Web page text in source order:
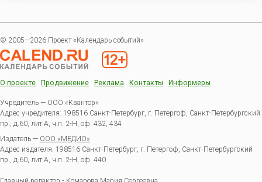
© 2005—2026 Проект «Календарь событий»
О проекте Продвижение Реклама Контакты Информеры
Учредитель — ООО «Квантор»
Адрес учредителя: 198516 Санкт-Петербург, г. Петергоф, Санкт-Петербургский
пр., д.60, лит.А, ч.п. 2-Н, оф. 432, 434
Издатель — ООО «МЕДИО»
Адрес издателя: 198516 Санкт-Петербург, г. Петергоф, Санкт-Петербургский
пр., д.60, лит.А, ч.п. 2-Н, оф. 440